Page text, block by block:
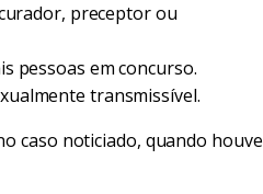
preceptor ou
pessoas em concurso.
transmissível.
caso noticiado, quando houve